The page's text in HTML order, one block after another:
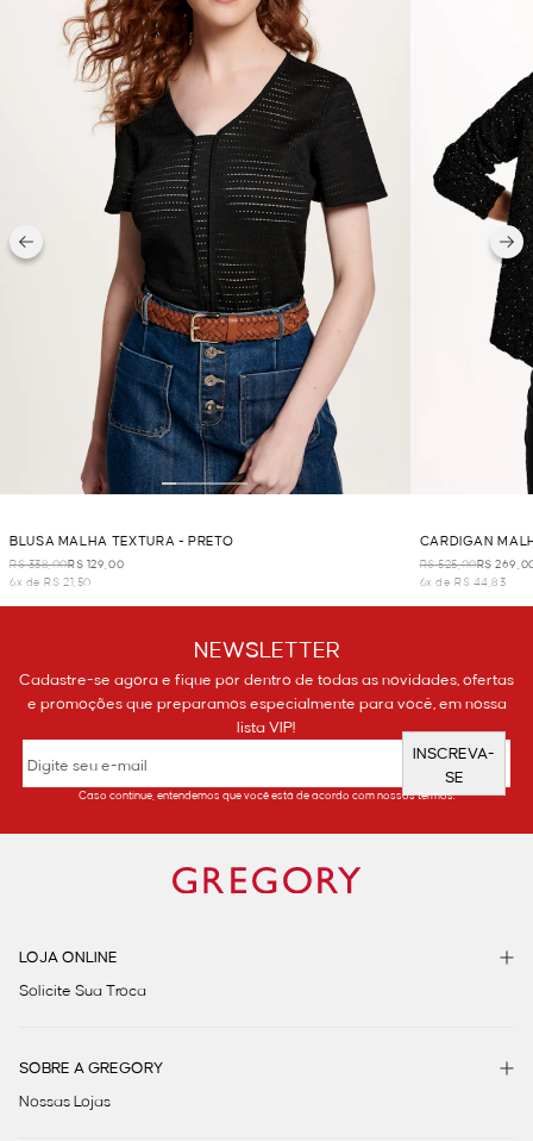
BLUSA MALHA TEXTURA - PRETO
R$ 338,00R$ 129,00
6x de R$ 21,50
CARDIGAN
R$ 525,00R$
6x de R$ 44,83
NEWSLETTER
Cadastre-se agora e fique por dentro de todas as novidades, ofertas
e promoções que preparamos especialmente para você, em nossa
lista VIP!
INSCREVA-
SE
Caso continue, entendemos que você está de acordo com nossos termos.
LOJA ONLINE
Solicite Sua Troca
SOBRE A GREGORY
Nossas Lojas